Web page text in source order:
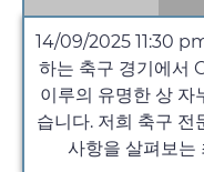
14/09/2025 11:30
하는 축구 경기에서
이루의 유명한 상 자
습니다. 저희 축구 전
사항을 살펴보는